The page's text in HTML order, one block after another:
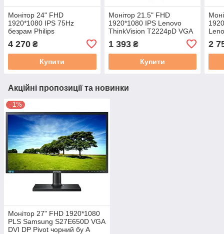
Монітор 24" FHD
1920*1080 IPS 75Hz
безрам Philips
241B7QUBHEB VGA HDMI
2*DP USB3*4 USB-C 65W
WEB чорний бу A
4 270 ₴
Купити
Монітор 21.5" FHD
1920*1080 IPS Lenovo
ThinkVision T2224pD VGA
чорний бу B-
1 393₴
Купити
DP
бу A
2
Акційні пропозиції та новинки
–1%
Монітор 27" FHD 1920*1080
PLS Samsung S27E650D VGA
DVI DP Pivot чорний бу А